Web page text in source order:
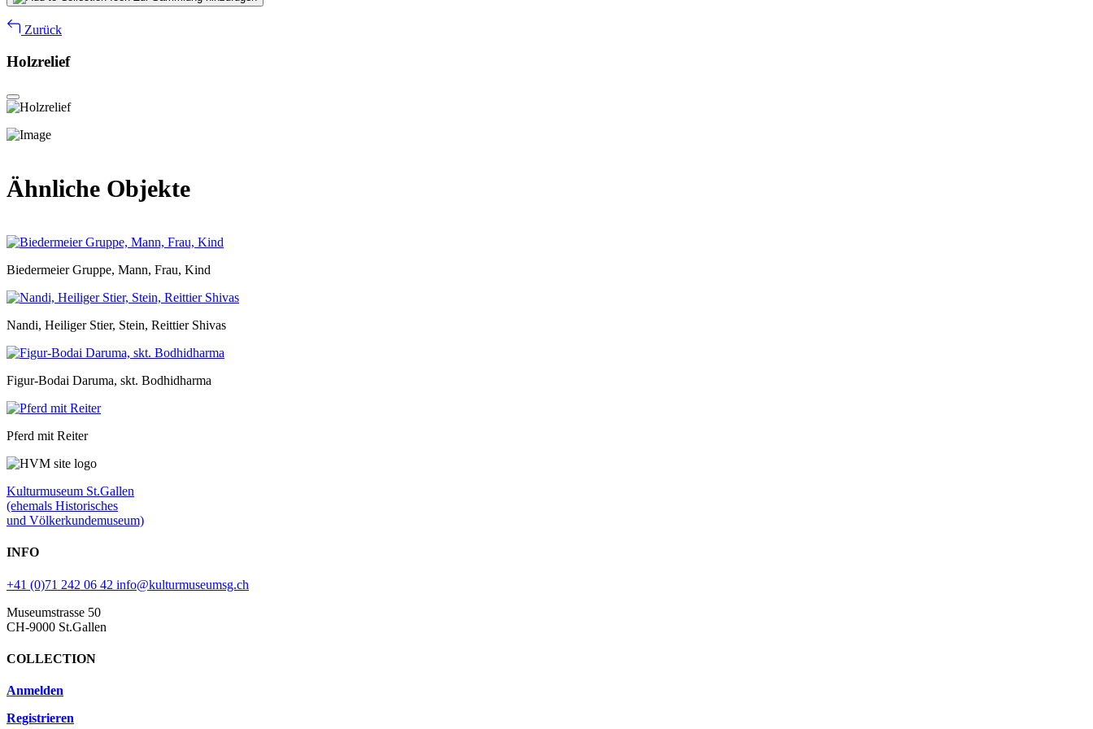
Zurück
Holzrelief
Ähnliche Objekte
Biedermeier Gruppe, Mann, Frau, Kind
Nandi, Heiliger Stier, Stein, Reittier Shivas
Figur-Bodai Daruma, skt. Bodhidharma
Pferd mit Reiter
Kulturmuseum St.Gallen
(ehemals Historisches
und Völkerkundemuseum)
INFO
+41 (0)71 242 06 42 info@kulturmuseumsg.ch
Museumstrasse 50
CH-9000 St.Gallen
COLLECTION
Anmelden
Registrieren